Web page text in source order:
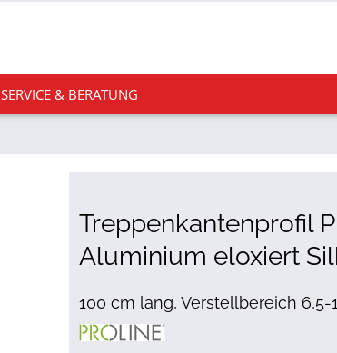
SERVICE & BERATUNG
Treppenkantenprofil
Aluminium eloxiert
100 cm lang, Verstellbereich 6,5-